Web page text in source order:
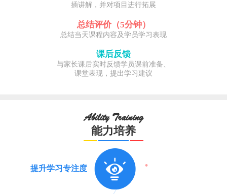
插讲解，并对项目进行拓展
总结评价（5分钟）
总结当天课程内容及学员学习表现
课后反馈
与家长课后实时反馈学员课前准备、
课堂表现，提出学习建议
Ability Training
能力培养
提升学习专注度